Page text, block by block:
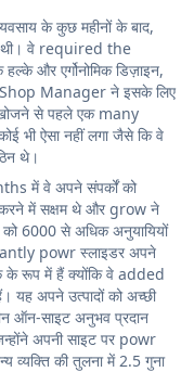
के कुछ महीनों के बाद,
थी। वे required the
और एर्गोनोमिक डिज़ाइन,
Manager ने इसके लिए
खोजने से पहले एक many
भी ऐसा नहीं लगा जैसे कि वे
थे।
में वे अपने संपर्कों को
में सक्षम थे और grow ने
6000 से अधिक अनुयायियों
powr स्लाइडर अपने
के रूप में हैं क्योंकि वे added
यह अपने उत्पादों को अच्छी
ऑन-साइट अनुभव प्रदान
अपनी साइट पर powr
व्यक्ति की तुलना में 2.5 गुना